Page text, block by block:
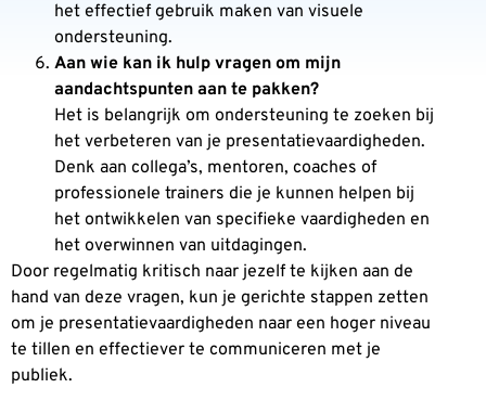
het effectief gebruik maken van visuele
ondersteuning.
Aan wie kan ik hulp vragen om mijn
aandachtspunten aan te pakken?
Het is belangrijk om ondersteuning te zoeken bij
het verbeteren van je presentatievaardigheden.
Denk aan collega’s, mentoren, coaches of
professionele trainers die je kunnen helpen bij
het ontwikkelen van specifieke vaardigheden en
het overwinnen van uitdagingen.
Door regelmatig kritisch naar jezelf te kijken aan de
hand van deze vragen, kun je gerichte stappen zetten
om je presentatievaardigheden naar een hoger niveau
te tillen en effectiever te communiceren met je
publiek.